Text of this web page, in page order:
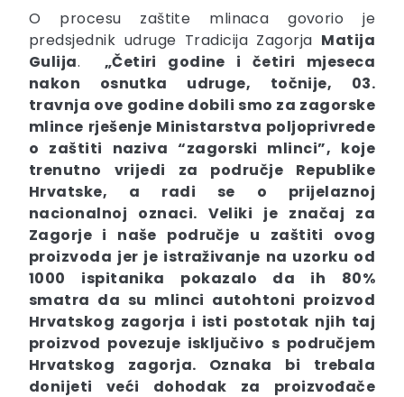
O procesu zaštite mlinaca govorio je
predsjednik udruge Tradicija Zagorja Matija
Gulija. „Četiri godine i četiri mjeseca
nakon osnutka udruge, točnije, 03.
travnja ove godine dobili smo za zagorske
mlince rješenje Ministarstva poljoprivrede
o zaštiti naziva “zagorski mlinci”, koje
trenutno vrijedi za područje Republike
Hrvatske, a radi se o prijelaznoj
nacionalnoj oznaci. Veliki je značaj za
Zagorje i naše područje u zaštiti ovog
proizvoda jer je istraživanje na uzorku od
1000 ispitanika pokazalo da ih 80%
smatra da su mlinci autohtoni proizvod
Hrvatskog zagorja i isti postotak njih taj
proizvod povezuje isključivo s područjem
Hrvatskog zagorja. Oznaka bi trebala
donijeti veći dohodak za proizvođače